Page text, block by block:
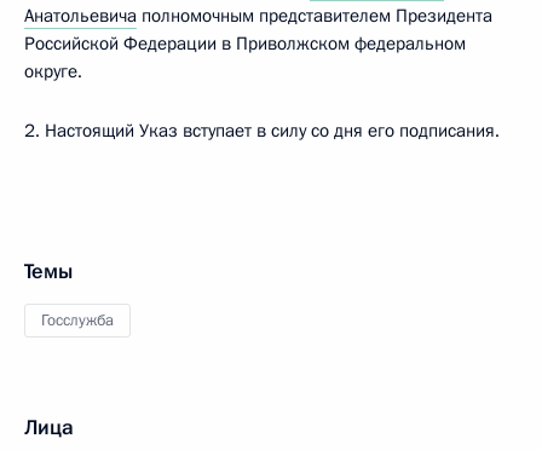
Анатольевича полномочным представителем Президента
Российской Федерации в Приволжском федеральном
округе.
2. Настоящий Указ вступает в силу со дня его подписания.
Темы
Госслужба
Лица